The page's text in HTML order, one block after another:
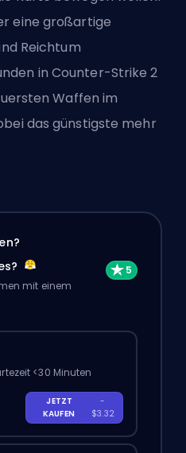
eine großartige
Reichtum
in Counter-Strike 2
Waffen im
das günstigste mehr
mit einem
<30 Minuten
JETZT
KAUFEN
-
$3.32